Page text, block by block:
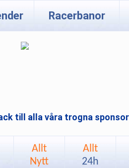
Racerbanor
till alla våra trogna
Allt
Nytt
Allt
24h